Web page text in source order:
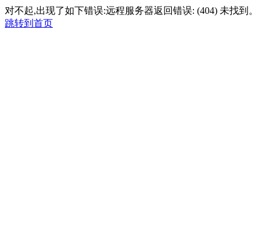
对不起,出现了如下错误:远程服务器返回错误: (404) 未找到。
跳转到首页